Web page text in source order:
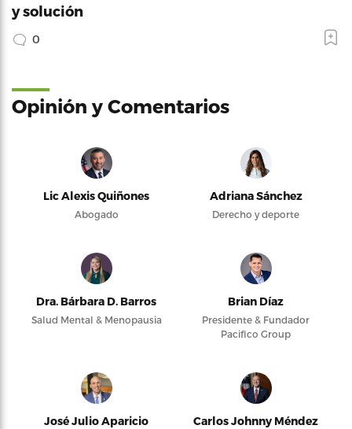
y solución
0
Opinión y Comentarios
Lic Alexis Quiñones
Abogado
Adriana Sánchez
Derecho y deporte
Dra. Bárbara D. Barros
Salud Mental & Menopausia
Brian Díaz
Presidente & Fundador
Pacifico Group
José Julio Aparicio
Carlos Johnny Méndez